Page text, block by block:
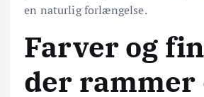
en naturlig forlængelse.
Farver og
der rammer